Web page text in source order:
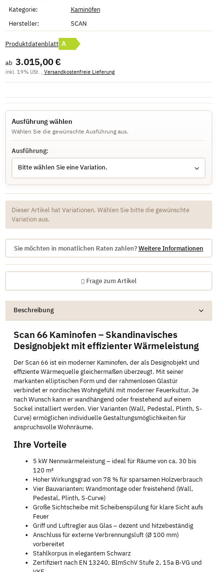
Kategorie:
Kaminöfen
Hersteller:
SCAN
Produktdatenblatt A
ab 3.015,00 €
inkl. 19% USt. , Versandkostenfreie Lieferung
Ausführung wählen
Wählen Sie die gewünschte Ausführung aus.
Ausführung:
Bitte wählen Sie eine Variation.
x
Dieser Artikel hat Variationen. Wählen Sie bitte die gewünschte
Variation aus.
Sie möchten in monatlichen Raten zahlen?Weitere Informationen
Frage zum Artikel
Beschreibung
Scan 66 Kaminofen – Skandinavisches
Designobjekt mit effizienter Wärmeleistung
Der Scan 66 ist ein moderner Kaminofen, der als Designobjekt und
effiziente Wärmequelle gleichermaßen überzeugt. Mit seiner
markanten elliptischen Form und der rahmenlosen Glastür
verbindet er nordisches Wohngefühl mit moderner Feuerkultur. Je
nach Wunsch kann er wandhängend oder freistehend auf einem
Sockel installiert werden. Vier Varianten (Wall, Pedestal, Plinth, S-
Curve) ermöglichen individuelle Gestaltungsmöglichkeiten für
anspruchsvolle Wohnräume.
Ihre Vorteile
5 kW Nennwärmeleistung – ideal für Räume von ca. 30 bis
120 m²
Hoher Wirkungsgrad von 78 % für sparsamen Holzverbrauch
Vier Bauvarianten: Wandmontage oder freistehend (Wall,
Pedestal, Plinth, S-Curve)
Große Sichtscheibe mit Scheibenspülung für klare Sicht aufs
Feuer
Griff und Luftregler aus Glas – dezent und hitzebeständig
Anschluss für externe Verbrennungsluft (Ø 100 mm)
vorbereitet
Stahlkorpus in elegantem Schwarz
Zertifiziert nach EN 13240, BImSchV Stufe 2, 15a B-VG und